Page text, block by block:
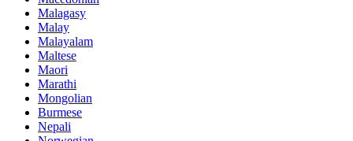
Malagasy
Malay
Malayalam
Maltese
Maori
Marathi
Mongolian
Burmese
Nepali